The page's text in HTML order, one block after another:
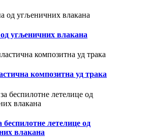
угљеничних влакана
композитна уд трака
беспилотне летелице од
влакана